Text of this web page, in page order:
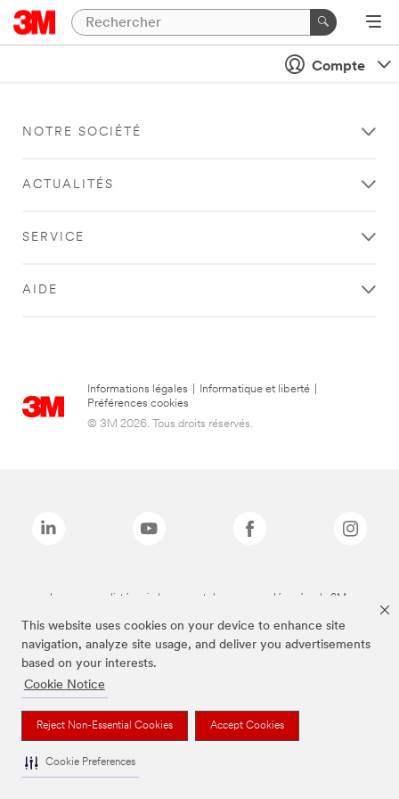
This website uses cookies on your device to enhance site
navigation, analyze site usage, and deliver you advertisements
based on your interests.
Cookie Notice
Reject Non-Essential Cookies Accept Cookies
Cookie Preferences
Compte
NOTRE SOCIÉTÉ
ACTUALITÉS
SERVICE
AIDE
Informations légales Informatique et liberté
Préférences cookies
© 3M 2026. Tous droits réservés.
Les marques listées ci-dessus sont des marques déposées de 3M.